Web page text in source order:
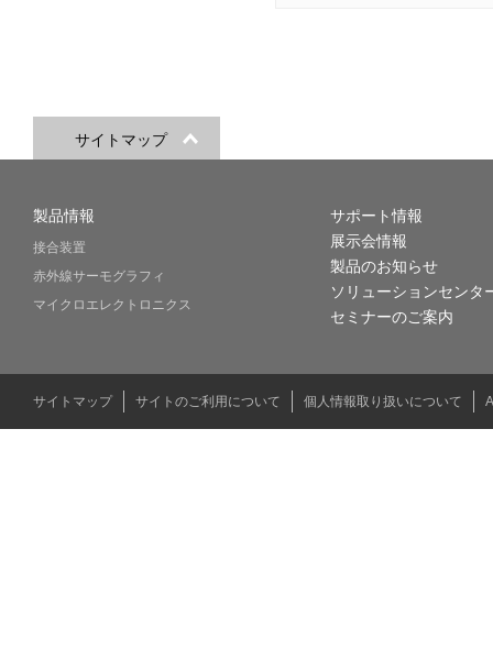
サイトマップ
製品情報
接合装置
赤外線サーモグラフィ
マイクロエレクトロニクス
サポート情報
展示会情報
製品のお知らせ
ソリューションセンタ
セミナーのご案内
サイトマップ サイトのご利用について 個人情報取り扱いについて